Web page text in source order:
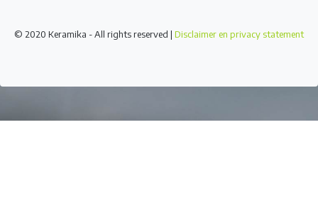
© 2020 Keramika - All rights reserved | Disclaimer en privacy statement